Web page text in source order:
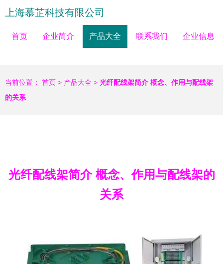
上海慕芷科技有限公司
首页 企业简介 产品大全 联系我们 企业信息
当前位置： 首页 > 产品大全 > 光纤配线架简介 概念、作用与配线架
的关系
光纤配线架简介 概念、作用与配线架的
关系